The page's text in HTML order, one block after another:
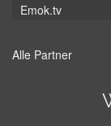
Emok.tv
Alle Partner